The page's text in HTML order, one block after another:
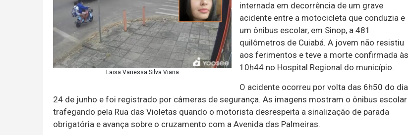
Laisa Vanessa Silva Viana
internada em decorrência de um grave
acidente entre a motocicleta que conduzia e
um ônibus escolar, em Sinop, a 481
quilômetros de Cuiabá. A jovem não resistiu
aos ferimentos e teve a morte confirmada às
10h44 no Hospital Regional do município.
O acidente ocorreu por volta das 6h50 do dia
24 de junho e foi registrado por câmeras de segurança. As imagens mostram o ônibus escolar
trafegando pela Rua das Violetas quando o motorista desrespeita a sinalização de parada
obrigatória e avança sobre o cruzamento com a Avenida das Palmeiras.